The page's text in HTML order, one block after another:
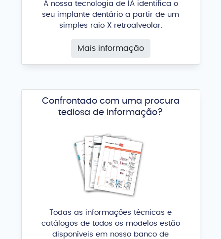
A nossa tecnologia de IA identifica o
seu implante dentário a partir de um
simples raio X retroalveolar.
Mais informação
Confrontado com uma procura
tediosa de informação?
Todas as informações técnicas e
catálogos de todos os modelos estão
disponíveis em nosso banco de